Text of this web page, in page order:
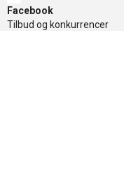
Facebook
Tilbud og konkurrencer